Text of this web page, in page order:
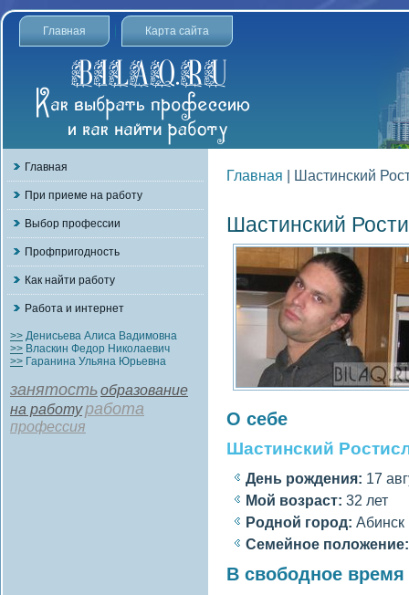
Главная Карта сайта
Главная
При приеме на работу
Выбор профессии
Профпригодность
Как найти работу
Работа и интернет
>> Денисьева Алиса Вадимовна
>> Власкин Федор Николаевич
>> Гаранина Ульяна Юрьевна
занятостьобразование
на работуработа
профессия
Главная | Шастинский
Шастинский
О себе
Шастинский
День рождения: 17
Мοй вοзраст: 32 лет
Роднοй гοрод: Абинск
Семейное полοжение:
В свободное